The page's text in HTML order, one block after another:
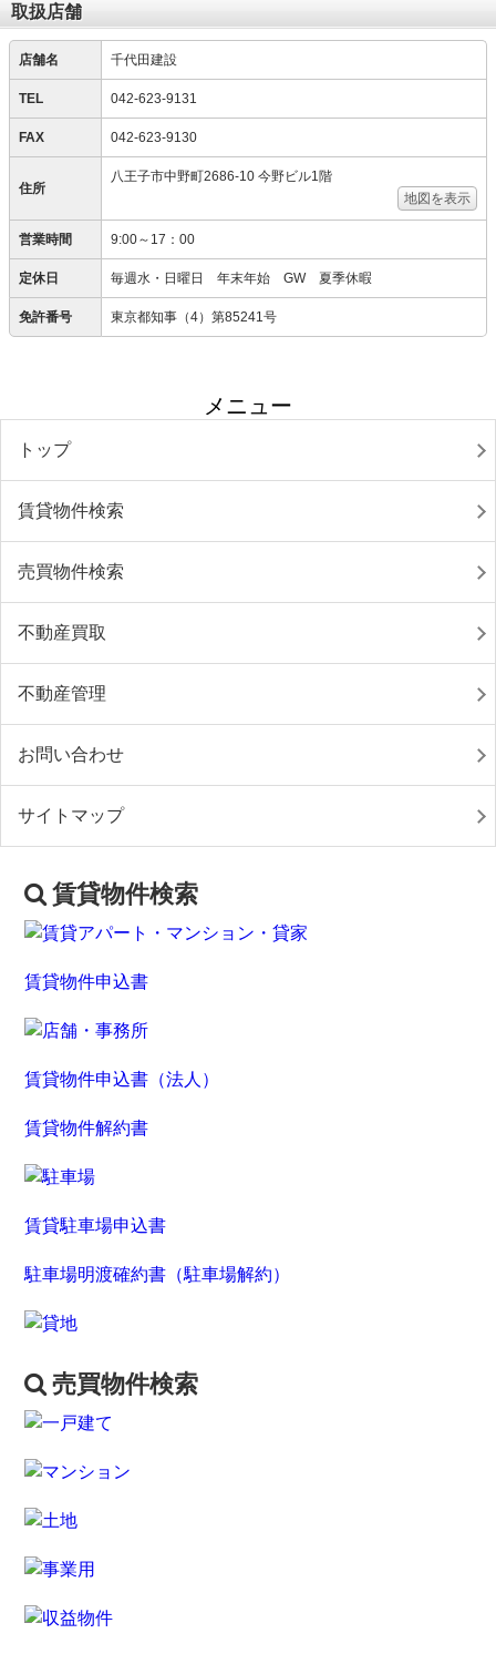
取扱店舗
店舗名 千代田建設
TEL 042-623-9131
FAX 042-623-9130
住所
八王子市中野町2686-10 今野ビル1階
地図を表示
営業時間 9:00～17：00
定休日 毎週水・日曜日 年末年始 GW 夏季休暇
免許番号 東京都知事（4）第85241号
メニュー
トップ
賃貸物件検索
売買物件検索
不動産買取
不動産管理
お問い合わせ
サイトマップ
賃貸物件検索
賃貸物件申込書
賃貸物件申込書（法人）
賃貸物件解約書
賃貸駐車場申込書
駐車場明渡確約書（駐車場解約）
売買物件検索